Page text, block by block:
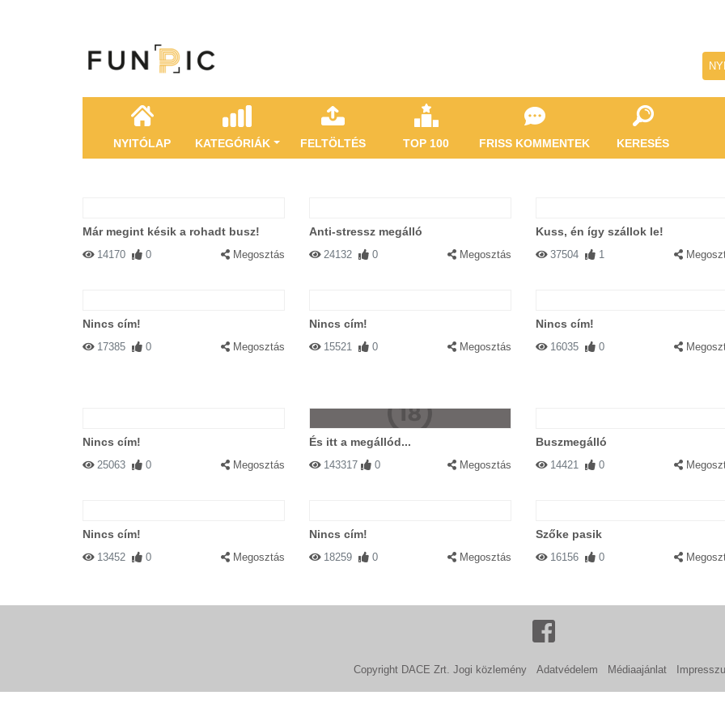
NYITÓLAP KATEGÓRIÁK FELTÖLTÉS TOP 100 FRISS KOMMENTEK KERESÉS
Már megint késik a rohadt busz!
14170 0 Megosztás
Anti-stressz megálló
24132 0 Megosztás
Kuss, én így szállok le!
37504 1
Nincs cím!
17385 0 Megosztás
Nincs cím!
15521 0 Megosztás
Nincs cím!
16035 0
Nincs cím!
25063 0 Megosztás
És itt a megállód...
143317 0 Megosztás
Buszmegálló
14421 0
Nincs cím!
13452 0 Megosztás
Nincs cím!
18259 0 Megosztás
Szőke pasik
16156 0
Copyright DACE Zrt. Jogi közlemény Adatvédelem Médiaajánlat